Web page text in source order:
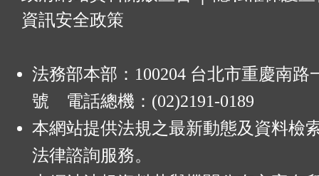
資訊安全政策
法務部本部：100204 台北市重慶南路
號 電話總機：(02)2191-0189
本網站提供法規之最新動態及資料檢
法律諮詢服務。